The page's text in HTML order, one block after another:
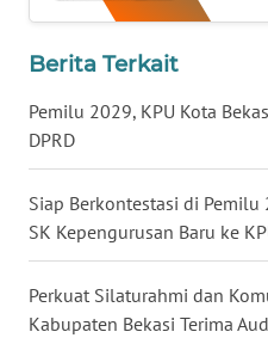
Berita Terkait
Pemilu 2029, KPU Kota
DPRD
Siap Berkontestasi di Pemilu
SK Kepengurusan Baru ke
Perkuat Silaturahmi dan
Kabupaten Bekasi Terima
WN
NUSANTARA
WN
JOGJA
WN
JATIM
WN
BALI